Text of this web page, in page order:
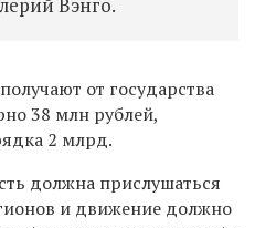
от государства
38 млн рублей,
2 млрд.
должна прислушаться
и движение должно